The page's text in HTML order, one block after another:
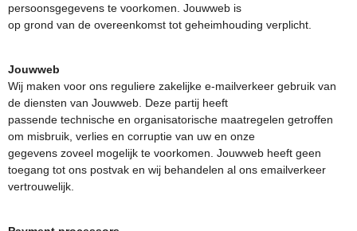
persoonsgegevens te voorkomen. Jouwweb is
op grond van de overeenkomst tot geheimhouding verplicht.
Jouwweb
Wij maken voor ons reguliere zakelijke e-mailverkeer gebruik van
de diensten van Jouwweb. Deze partij heeft
passende technische en organisatorische maatregelen getroffen
om misbruik, verlies en corruptie van uw en onze
gegevens zoveel mogelijk te voorkomen. Jouwweb heeft geen
toegang tot ons postvak en wij behandelen al ons emailverkeer
vertrouwelijk.